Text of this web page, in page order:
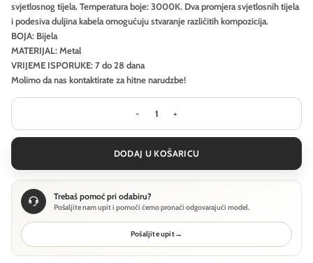
svjetlosnog tijela. Temperatura boje: 3000K. Dva promjera svjetlosnih tijela
i podesiva duljina kabela omogućuju stvaranje različitih kompozicija.
BOJA: Bijela
MATERIJAL: Metal
VRIJEME ISPORUKE: 7 do 28 dana
Molimo da nas kontaktirate za hitne narudzbe!
Viseća svjetiljka Maytoni Nebula -
DODAJ U KOŠARICU
Trebaš pomoć pri odabiru?
Pošaljite nam upit i pomoći ćemo pronaći odgovarajući model.
Pošaljite upit→